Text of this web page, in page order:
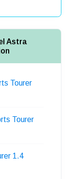
Astra
Tourer
Tourer
1.4